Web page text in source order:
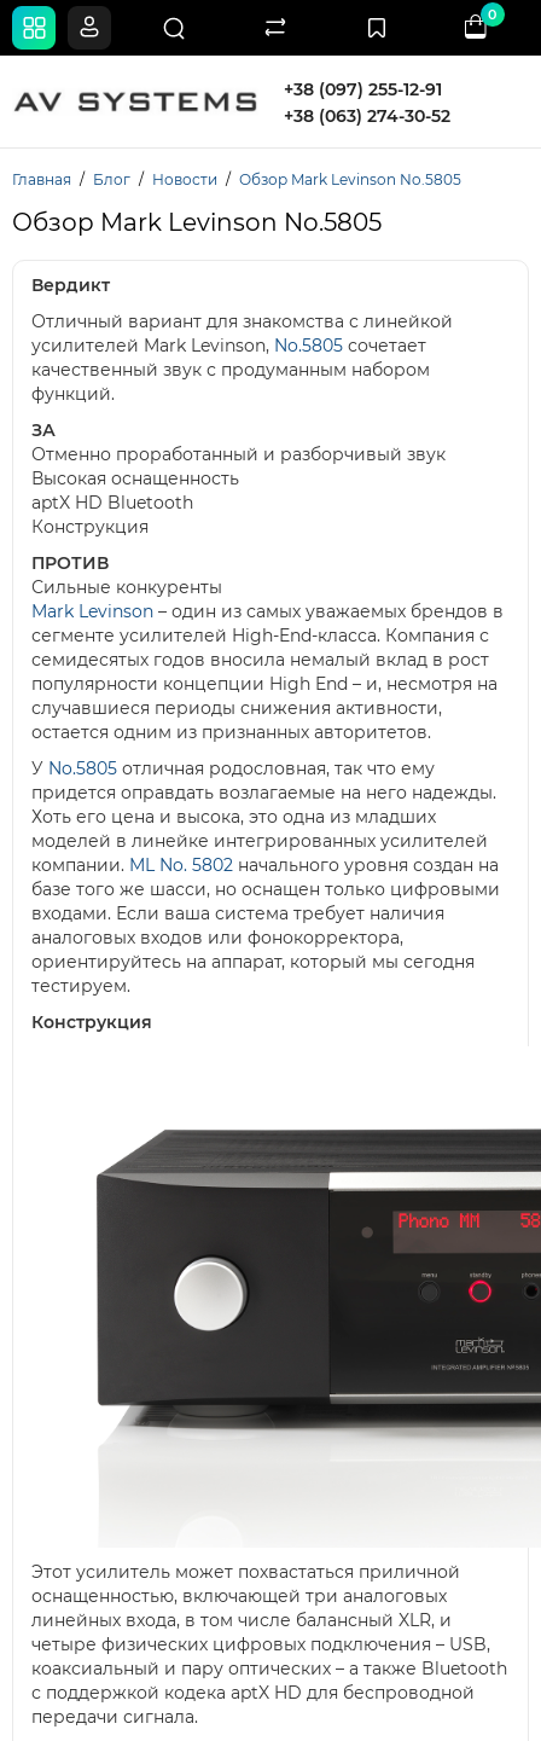
+38 (097) 255-12-91
+38 (063) 274-30-52
0
Главная Блог Новости Обзор Mark Levinson No.5805
Обзор Mark Levinson No.5805
Вердикт
Отличный вариант для знакомства с линейкой
усилителей Mark Levinson, No.5805 сочетает
качественный звук с продуманным набором
функций.
ЗА
Отменно проработанный и разборчивый звук
Высокая оснащенность
aptX HD Bluetooth
Конструкция
ПРОТИВ
Сильные конкуренты
Mark Levinson – один из самых уважаемых брендов в
сегменте усилителей High-End-класса. Компания с
семидесятых годов вносила немалый вклад в рост
популярности концепции High End – и, несмотря на
случавшиеся периоды снижения активности,
остается одним из признанных авторитетов.
У No.5805 отличная родословная, так что ему
придется оправдать возлагаемые на него надежды.
Хоть его цена и высока, это одна из младших
моделей в линейке интегрированных усилителей
компании. ML No. 5802 начального уровня создан на
базе того же шасси, но оснащен только цифровыми
входами. Если ваша система требует наличия
аналоговых входов или фонокорректора,
ориентируйтесь на аппарат, который мы сегодня
тестируем.
Конструкция
Этот усилитель может похвастаться приличной
оснащенностью, включающей три аналоговых
линейных входа, в том числе балансный XLR, и
четыре физических цифровых подключения – USB,
коаксиальный и пару оптических – а также Bluetooth
с поддержкой кодека aptX HD для беспроводной
передачи сигнала.